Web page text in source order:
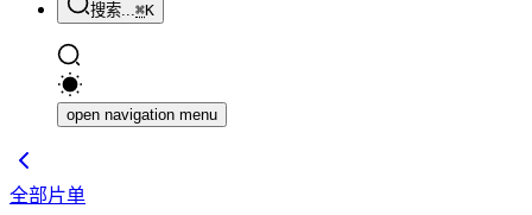
搜索...⌘K
open navigation menu
全部片单